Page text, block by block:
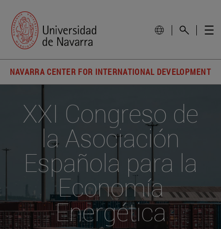
NAVARRA CENTER FOR INTERNATIONAL DEVELOPMENT
XXI Congreso de
la Asociación
Española para la
Economía
Energética